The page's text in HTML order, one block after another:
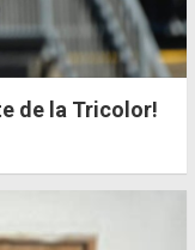
de la Tricolor!